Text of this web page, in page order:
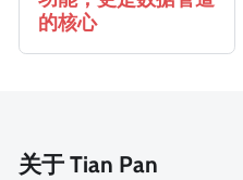
的核心
关于 Tian Pan